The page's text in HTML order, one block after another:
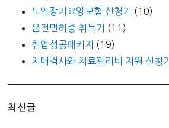
노인장기요양보험 신청기
(10)
운전면허증 취득기
(11)
취업성공패키지
(19)
치매검사와 치료관리비 지원 신청기
최신글